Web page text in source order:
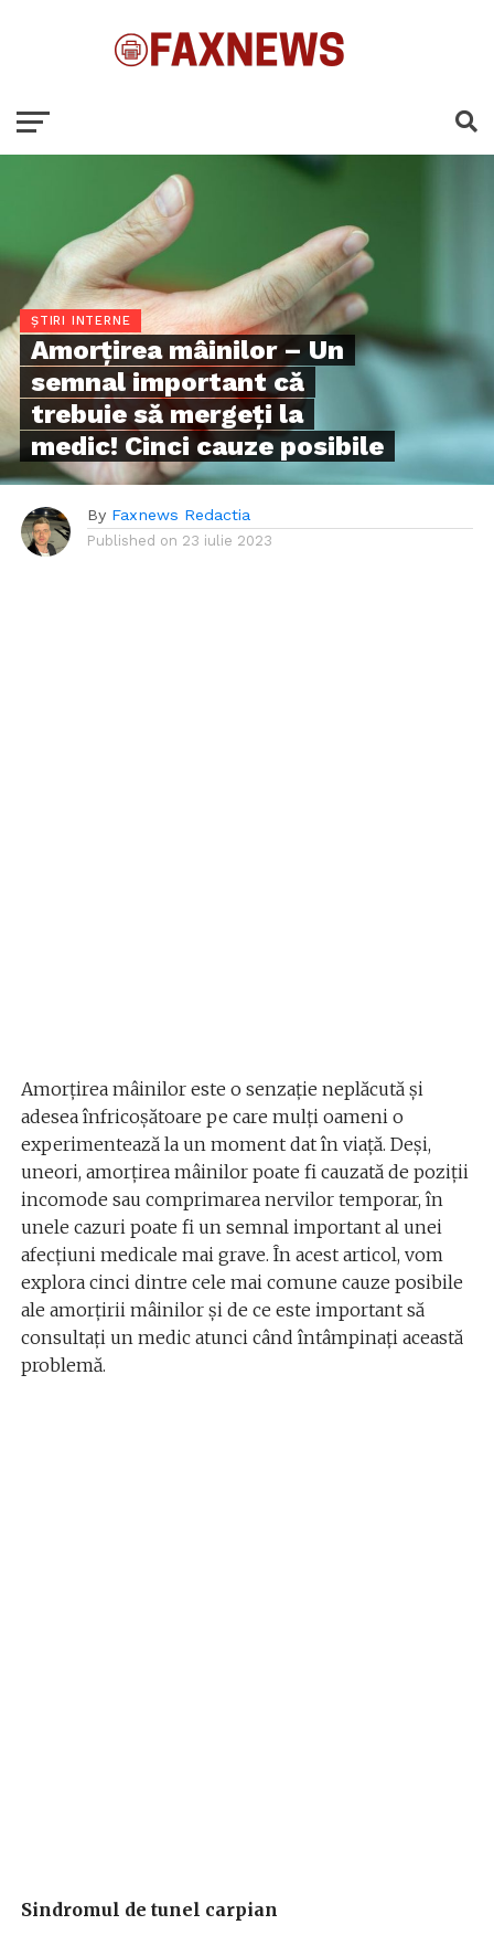
ȘTIRI INTERNE
Amorțirea mâinilor – Un
semnal important că
trebuie să mergeți la
medic! Cinci cauze posibile
By Faxnews Redactia
Published on 23 iulie 2023
Amorțirea mâinilor este o senzație neplăcută și
adesea înfricoșătoare pe care mulți oameni o
experimentează la un moment dat în viață. Deși,
uneori, amorțirea mâinilor poate fi cauzată de poziții
incomode sau comprimarea nervilor temporar, în
unele cazuri poate fi un semnal important al unei
afecțiuni medicale mai grave. În acest articol, vom
explora cinci dintre cele mai comune cauze posibile
ale amorțirii mâinilor și de ce este important să
consultați un medic atunci când întâmpinați această
problemă.
Sindromul de tunel carpian